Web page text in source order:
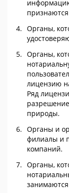
Органы,
Органы,
лицензию
Ряд
природы.
Органы и
филиалы и
компаний.
Органы,